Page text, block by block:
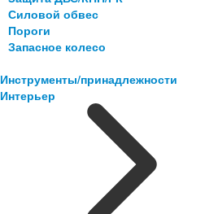
Силовой обвес
Пороги
Запасное колесо
Инструменты/принадлежности
Интерьер